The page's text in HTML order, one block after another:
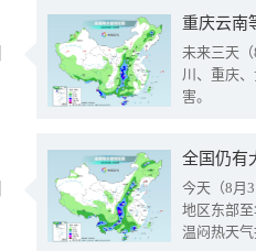
重庆云南
未来三天
川、重庆
害。
全国仍有
今天（8月
地区东部
温闷热天气